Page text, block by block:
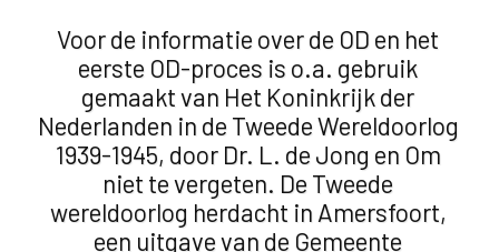
Voor de informatie over de OD en het
eerste OD-proces is o.a. gebruik
gemaakt van Het Koninkrijk der
Nederlanden in de Tweede Wereldoorlog
1939-1945, door Dr. L. de Jong en Om
niet te vergeten. De Tweede
wereldoorlog herdacht in Amersfoort,
een uitgave van de Gemeente